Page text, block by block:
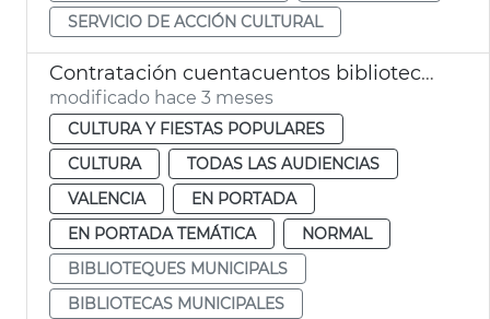
SERVICIO DE ACCIÓN CULTURAL
Contratación cuentacuentos bibliotecas municipales
modificado hace 3 meses
CULTURA Y FIESTAS POPULARES
CULTURA
TODAS LAS AUDIENCIAS
VALENCIA
EN PORTADA
EN PORTADA TEMÁTICA
NORMAL
BIBLIOTEQUES MUNICIPALS
BIBLIOTECAS MUNICIPALES